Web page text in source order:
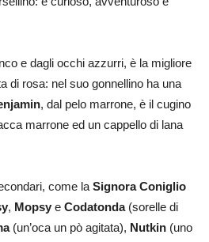
e dagli occhi azzurri, è la migliore
di rosa: nel suo gonnellino ha una
, dal pelo marrone, è il cugino
marrone ed un cappello di lana
come la Signora Coniglio
, Mopsy e Codatonda(sorelle di
(un’oca un pò agitata), Nutkin (uno